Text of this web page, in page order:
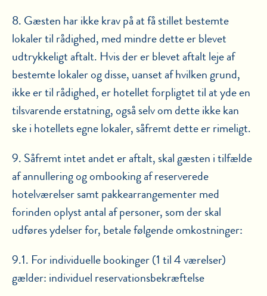
8. Gæsten har ikke krav på at få stillet bestemte
lokaler til rådighed, med mindre dette er blevet
udtrykkeligt aftalt. Hvis der er blevet aftalt leje af
bestemte lokaler og disse, uanset af hvilken grund,
ikke er til rådighed, er hotellet forpligtet til at yde en
tilsvarende erstatning, også selv om dette ikke kan
ske i hotellets egne lokaler, såfremt dette er rimeligt.
9. Såfremt intet andet er aftalt, skal gæsten i tilfælde
af annullering og ombooking af reserverede
hotelværelser samt pakkearrangementer med
forinden oplyst antal af personer, som der skal
udføres ydelser for, betale følgende omkostninger:
9.1. For individuelle bookinger (1 til 4 værelser)
gælder: individuel reservationsbekræftelse